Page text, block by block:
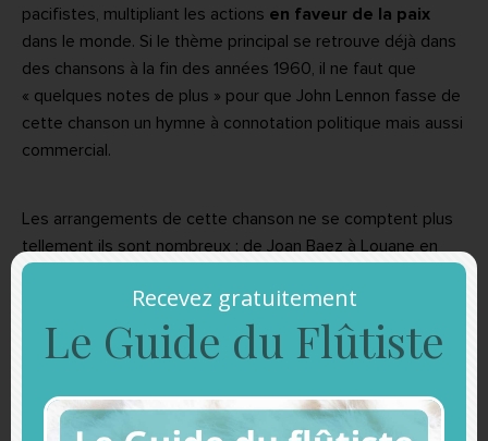
pacifistes, multipliant les actions en faveur de la paix
dans le monde. Si le thème principal se retrouve déjà dans
des chansons à la fin des années 1960, il ne faut que
« quelques notes de plus » pour que John Lennon fasse de
cette chanson un hymne à connotation politique mais aussi
commercial.
Les arrangements de cette chanson ne se comptent plus
tellement ils sont nombreux : de Joan Baez à Louane en
passant par Queen, Madonna ou Céline Dion.
Recevez gratuitement
Le Guide du Flûtiste